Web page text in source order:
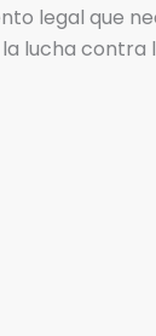
legal que
lucha contra